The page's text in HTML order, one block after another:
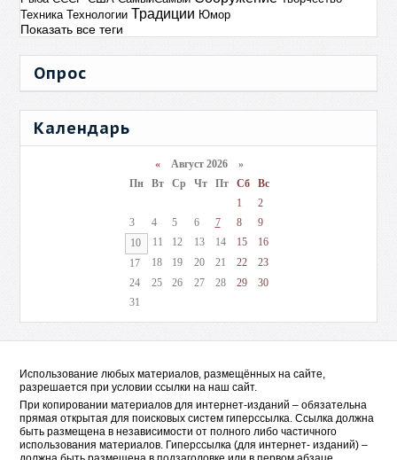
Техника Технологии Традиции Юмор
Показать все теги
Опрос
Календарь
«Август 2026 »
Пн
Вт Ср Чт Пт Сб
Вс
1
2
3
4 5 6 7 8
9
10
11 12 13 14 15
16
17
18 19 20 21 22
23
24
25 26 27 28 29
30
31
Использование любых материалов, размещённых на сайте,
разрешается при условии ссылки на наш сайт.
При копировании материалов для интернет-изданий – обязательна
прямая открытая для поисковых систем гиперссылка. Ссылка должна
быть размещена в независимости от полного либо частичного
использования материалов. Гиперссылка (для интернет- изданий) –